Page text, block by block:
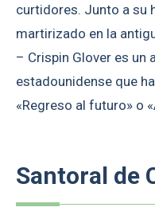
curtidores. Junto a su
martirizado en la
– Crispin Glover es un
estadounidense que
«Regreso al futuro» o
Santoral de